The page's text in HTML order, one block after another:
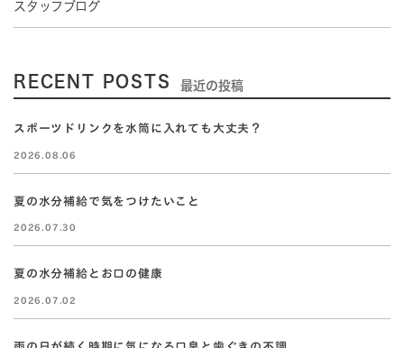
スタッフブログ
RECENT POSTS 最近の投稿
スポーツドリンクを水筒に入れても大丈夫？
2026.08.06
夏の水分補給で気をつけたいこと
2026.07.30
夏の水分補給とお口の健康
2026.07.02